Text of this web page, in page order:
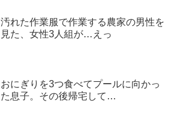
汚れた作業服で作業する農家の男性を
見た、女性3人組が…えっ
おにぎりを3つ食べてプールに向かっ
た息子。その後帰宅して…